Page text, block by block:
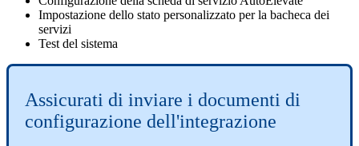
Impostazione dello stato personalizzato per la bacheca dei
servizi
Test del sistema
Assicurati di inviare i documenti di
configurazione dell'integrazione